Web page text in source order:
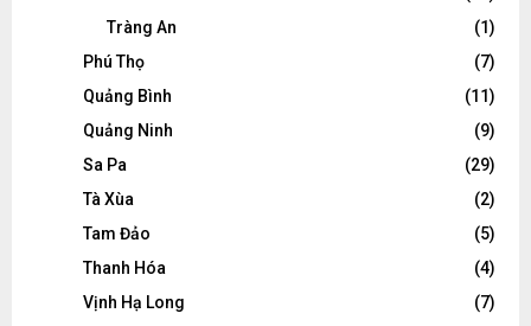
Tràng An
(1)
Phú Thọ
(7)
Quảng Bình
(11)
Quảng Ninh
(9)
Sa Pa
(29)
Tà Xùa
(2)
Tam Đảo
(5)
Thanh Hóa
(4)
Vịnh Hạ Long
(7)